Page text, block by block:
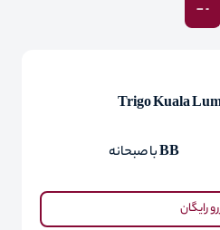
Trigo Kuala
BB با صبحانه
رایگان